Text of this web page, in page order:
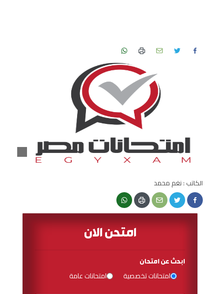
الكاتب : نغم محمد
امتحن الان
ابحث عن امتحان
امتحانات تخصصية امتحانات عامة